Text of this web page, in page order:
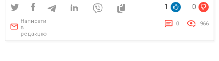
1 0
Написати
в
редакцію
0 966